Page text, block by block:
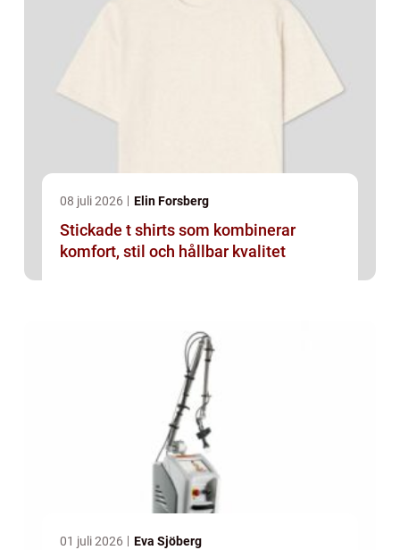
08 juli 2026 Elin Forsberg
Stickade t shirts som kombinerar
komfort, stil och hållbar kvalitet
01 juli 2026 Eva Sjöberg